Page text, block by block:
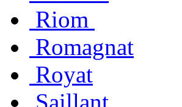
Riom
Romagnat
Royat
Saillant